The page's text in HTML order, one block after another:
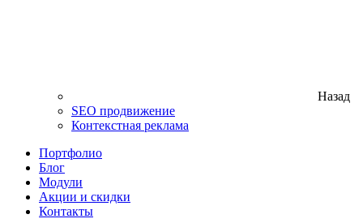
Назад
SEO продвижение
Контекстная реклама
Портфолио
Блог
Модули
Акции и скидки
Контакты